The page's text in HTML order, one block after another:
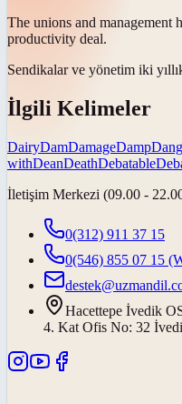
The unions and management
productivity deal.
Sendikalar ve yönetim iki
İlgili Kelimeler
DairyDamDamageDamp
withDeanDeathDebatable
İletişim Merkezi (09.00 -
0(312) 911 37 15
0(546) 855 07 15
Hacettepe İvedik
4. Kat Ofis No: 32